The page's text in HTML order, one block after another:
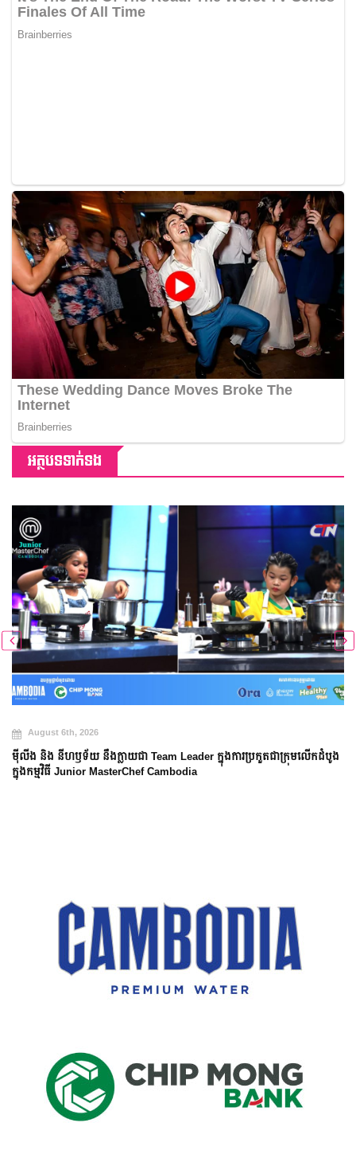
អត្ថបទទាក់ទង
August 6th, 2026
ម៉ីលីង និង នីហឫទ័យ នឹងក្លាយជា Team Leader ក្នុងការប្រកួតជាក្រុមលើកដំបូង
ក្នុងកម្មវិធី Junior MasterChef Cambodia